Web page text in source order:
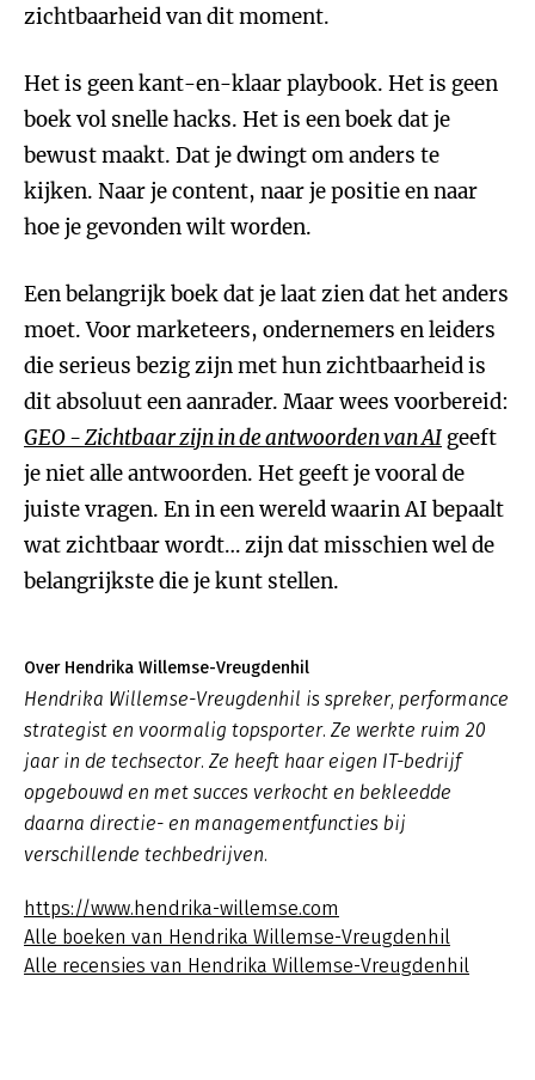
zichtbaarheid van dit moment.
Het is geen kant-en-klaar playbook. Het is geen
boek vol snelle hacks. Het is een boek dat je
bewust maakt. Dat je dwingt om anders te
kijken. Naar je content, naar je positie en naar
hoe je gevonden wilt worden.
Een belangrijk boek dat je laat zien dat het anders
moet. Voor marketeers, ondernemers en leiders
die serieus bezig zijn met hun zichtbaarheid is
dit absoluut een aanrader. Maar wees voorbereid:
GEO - Zichtbaar zijn in de antwoorden van AI geeft
je niet alle antwoorden. Het geeft je vooral de
juiste vragen. En in een wereld waarin AI bepaalt
wat zichtbaar wordt… zijn dat misschien wel de
belangrijkste die je kunt stellen.
Over Hendrika Willemse-Vreugdenhil
Hendrika Willemse-Vreugdenhil is spreker, performance
strategist en voormalig topsporter. Ze werkte ruim 20
jaar in de techsector. Ze heeft haar eigen IT-bedrijf
opgebouwd en met succes verkocht en bekleedde
daarna directie- en managementfuncties bij
verschillende techbedrijven.
https://www.hendrika-willemse.com
Alle boeken van Hendrika Willemse-Vreugdenhil
Alle recensies van Hendrika Willemse-Vreugdenhil